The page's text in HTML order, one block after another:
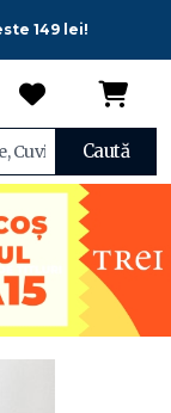
149 lei!
Caută